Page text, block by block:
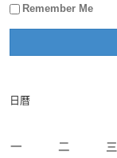
Remember Me
日曆
一
二 三